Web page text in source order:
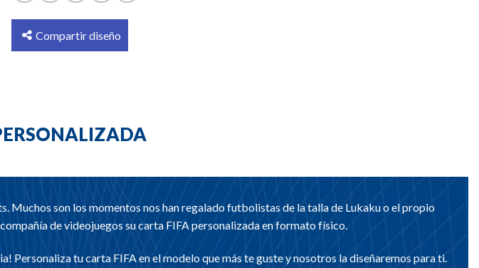
Compartir diseño
son los momentos nos han regalado futbolistas de la talla de Lukaku o el propio
de videojuegos su carta FIFA personalizada en formato físico.
tu carta FIFA en el modelo que más te guste y nosotros la diseñaremos para ti.